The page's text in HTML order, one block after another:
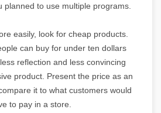
planned to use multiple programs.
easily, look for cheap products.
can buy for under ten dollars
reflection and less convincing
product. Present the price as an
it to what customers would
to pay in a store.